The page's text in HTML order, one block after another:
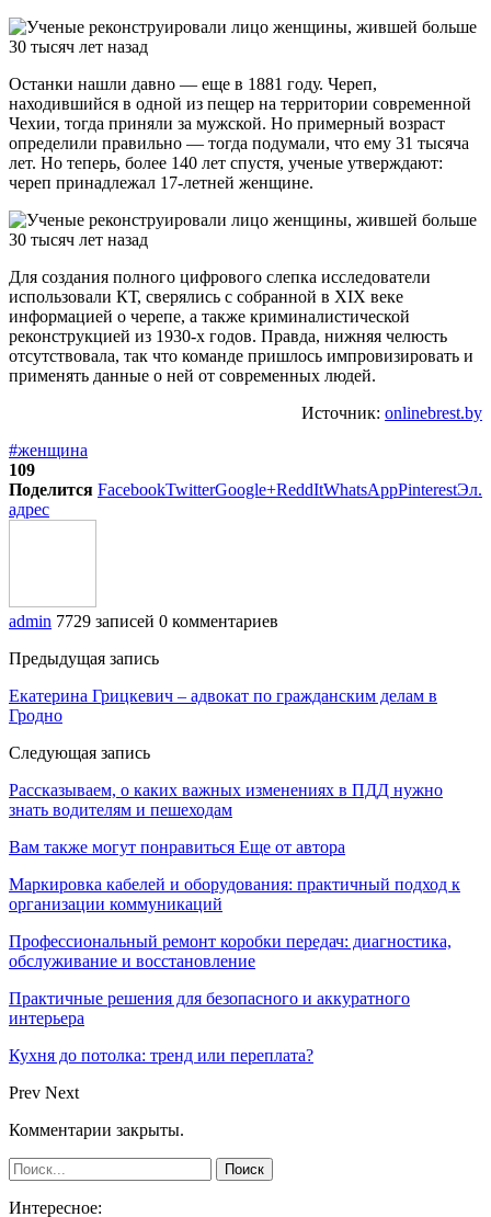
Останки нашли давно — еще в 1881 году. Череп,
находившийся в одной из пещер на территории современной
Чехии, тогда приняли за мужской. Но примерный возраст
определили правильно — тогда подумали, что ему 31 тысяча
лет. Но теперь, более 140 лет спустя, ученые утверждают:
череп принадлежал 17-летней женщине.
Для создания полного цифрового слепка исследователи
использовали КТ, сверялись с собранной в XIX веке
информацией о черепе, а также криминалистической
реконструкцией из 1930-х годов. Правда, нижняя челюсть
отсутствовала, так что команде пришлось импровизировать и
применять данные о ней от современных людей.
Источник: onlinebrest.by
#женщина
109
Поделится FacebookTwitterGoogle+ReddItWhatsAppPinterestЭл.
адрес
admin 7729 записей 0 комментариев
Предыдущая запись
Екатерина Грицкевич – адвокат по гражданским делам в
Гродно
Следующая запись
Рассказываем, о каких важных изменениях в ПДД нужно
знать водителям и пешеходам
Вам также могут понравиться Еще от автора
Маркировка кабелей и оборудования: практичный подход к
организации коммуникаций
Профессиональный ремонт коробки передач: диагностика,
обслуживание и восстановление
Практичные решения для безопасного и аккуратного
интерьера
Кухня до потолка: тренд или переплата?
Prev Next
Комментарии закрыты.
Интересное: